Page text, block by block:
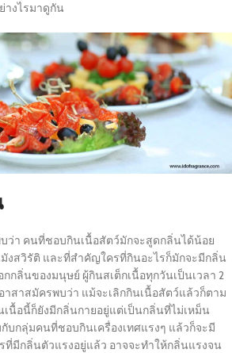
างไรมาดูกัน
ว่า คนที่ชอบกินเนื้อสัตว์มักจะสูดกลิ่นได้น้อย
งสวิรัติ และที่สำคัญใครที่กินอะไรก็มักจะมีกลิ่น
กลิ่นของมนุษย์ ผู้กินสเต็กเนื้อทุกวันเป็นเวลา 2
สาสมัครพบว่า แม้จะเลิกกินเนื้อสัตว์แล้วก็ตาม
นื้อนี้ก็ยังมีกลิ่นกายอยู่แต่เป็นกลิ่นที่ไม่เหม็น
บกลุ่มคนที่ชอบกินเครื่องเทศแรงๆ แล้วก็จะมี
ที่มีกลิ่นตัวแรงอยู่แล้ว อาจจะทำให้กลิ่นแรงจน